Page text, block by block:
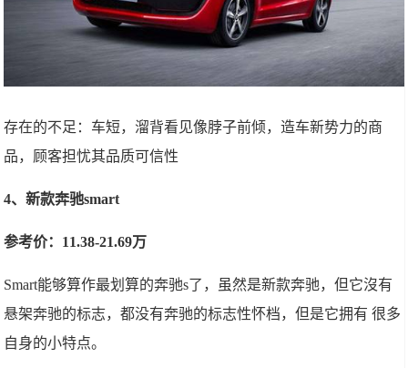
存在的不足：车短，溜背看见像脖子前倾，造车新势力的商
品，顾客担忧其品质可信性
4、新款奔驰smart
参考价：11.38-21.69万
Smart能够算作最划算的奔驰s了，虽然是新款奔驰，但它沒有
悬架奔驰的标志，都没有奔驰的标志性怀档，但是它拥有 很多
自身的小特点。